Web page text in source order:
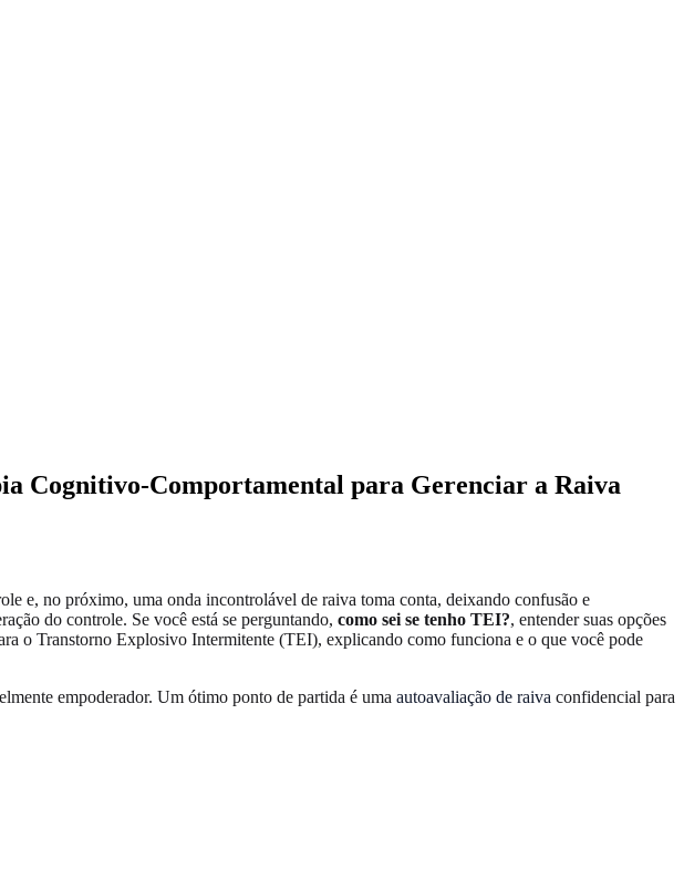
Cognitivo-Comportamental para Gerenciar a Raiva
e, no próximo, uma onda incontrolável de raiva toma conta, deixando confusão e
do controle. Se você está se perguntando, como sei se tenho TEI?, entender suas opções
o Transtorno Explosivo Intermitente (TEI), explicando como funciona e o que você pode
empoderador. Um ótimo ponto de partida é uma autoavaliação de raiva confidencial para